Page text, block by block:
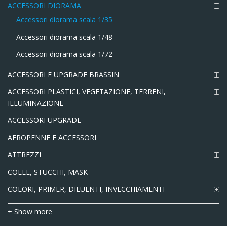
ACCESSORI DIORAMA
Accessori diorama scala 1/35
Accessori diorama scala 1/48
Accessori diorama scala 1/72
ACCESSORI E UPGRADE BRASSIN
ACCESSORI PLASTICI, VEGETAZIONE, TERRENI,
ILLUMINAZIONE
ACCESSORI UPGRADE
AEROPENNE E ACCESSORI
ATTREZZI
COLLE, STUCCHI, MASK
COLORI, PRIMER, DILUENTI, INVECCHIAMENTI
+ Show more